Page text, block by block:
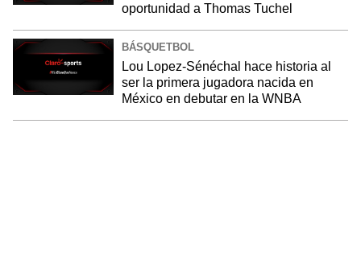
oportunidad a Thomas Tuchel
BÁSQUETBOL
Lou Lopez-Sénéchal hace historia al
ser la primera jugadora nacida en
México en debutar en la WNBA